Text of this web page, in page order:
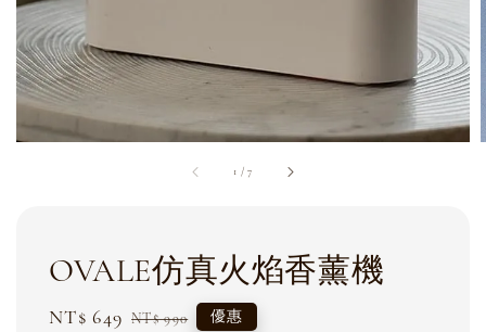
1 /7
OVALE仿真火焰香薰機
Sale
NT$ 649 Regular
NT$ 990 優惠